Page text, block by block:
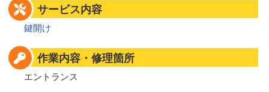
サービス内容
鍵開け
作業内容・修理箇所
エントランス